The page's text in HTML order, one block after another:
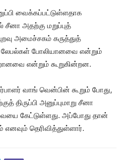
வைக்கப்பட்டுள்ளதாக
அதற்கு மறுப்புத்
அமைச்சகம் கருத்துத்
லேபல்கள் போலியானவை என்றும்
என்றும் கூறுகின்றன.
வாங் வென்பின் கூறும் போது,
திருப்பி அனுப்புமாறு சீனா
கேட்டுள்ளது. அப்போது தான்
எனவும் தெரிவித்துள்ளார்.